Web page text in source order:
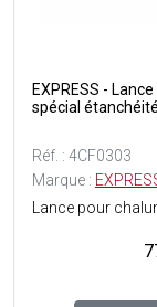
EXPRESS -
spécial
Réf. : 4CF0303
Marque :